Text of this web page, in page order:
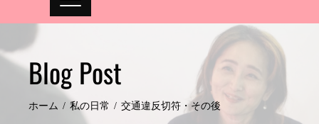
Blog Post
ホーム 私の日常 交通違反切符・その後